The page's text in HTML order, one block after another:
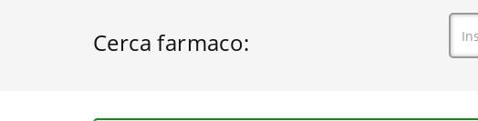
Cerca farmaco: